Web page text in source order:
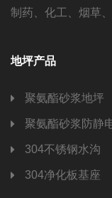
制药、化工、烟草
地坪产品
聚氨酯砂浆地坪
聚氨酯砂浆防静
304不锈钢水沟
304净化板基座